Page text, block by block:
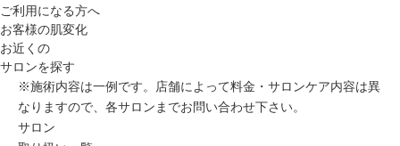
ご利用になる方へ
お客様の肌変化
お近くの
サロンを探す
※施術内容は一例です。店舗によって料金・サロンケア内容は異
なりますので、各サロンまでお問い合わせ下さい。
サロン